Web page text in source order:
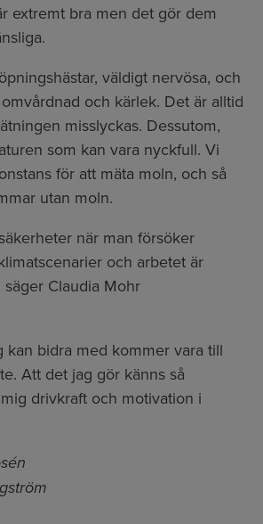
extremt bra men det gör dem
väldigt nervösa, och
och kärlek. Det är alltid
misslyckas. Dessutom,
som kan vara nyckfull. Vi
för att mäta moln, och så
utan moln.
när man försöker
och arbetet är
Claudia Mohr
kan bidra med kommer vara till
Att det jag gör känns så
drivkraft och motivation i